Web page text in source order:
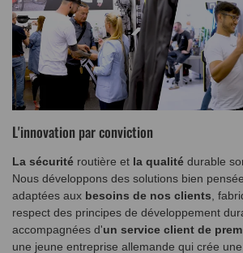
L'innovation par conviction
La sécurité routière et la qualité durable
Nous développons des solutions bien
adaptées aux besoins de nos clients ,
respect des principes de développement
accompagnées d'un service client de
une jeune entreprise allemande qui crée